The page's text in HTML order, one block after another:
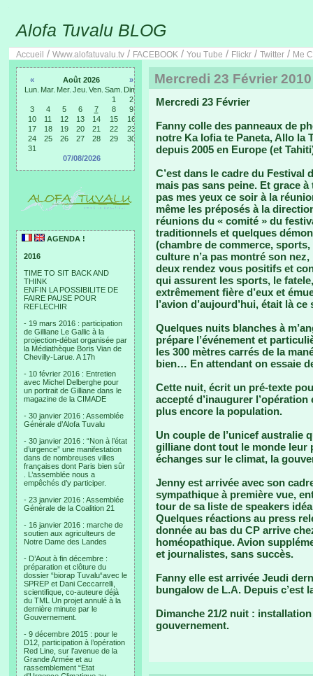
Alofa Tuvalu BLOG
Accueil / Www.alofatuvalu.tv / FACEBOOK / You Tube / Flickr / Twitter / Me
« Août 2026
»
Lun. Mar. Mer. Jeu. Ven. Sam. Dim.
1
2
3
4 5 6 7 8
9
10
11 12 13 14 15
16
17
18 19 20 21 22
23
24
25 26 27 28 29
30
31
07/08/2026
AGENDA !
2016
TIME TO SIT BACK AND
THINK
ENFIN LA POSSIBILITE DE
FAIRE PAUSE POUR
REFLECHIR
- 19 mars 2016 : participation
de Gilliane Le Gallic à la
projection-débat organisée par
la Médiathèque Boris Vian de
Chevilly-Larue. A 17h
- 10 février 2016 : Entretien
avec Michel Delberghe pour
un portrait de Gilliane dans le
magazine de la CIMADE
- 30 janvier 2016 : Assemblée
Générale d’Alofa Tuvalu
- 30 janvier 2016 : “Non à l’état
d’urgence” une manifestation
dans de nombreuses villes
françaises dont Paris bien sûr
. L’assemblée nous a
empêchés d’y participer.
- 23 janvier 2016 : Assemblée
Générale de la Coalition 21
- 16 janvier 2016 : marche de
soutien aux agriculteurs de
Notre Dame des Landes
- D’Aout à fin décembre :
préparation et clôture du
dossier “biorap Tuvalu“avec le
SPREP et Dani Ceccarrelli,
scientifique, co-auteure déjà
du TML Un projet annulé à la
dernière minute par le
Gouvernement.
- 9 décembre 2015 : pour le
D12, participation à l’opération
Red Line, sur l’avenue de la
Grande Armée et au
rassemblement “Etat
Mercredi 23 Février 2010
Mercredi 23 Février
Fanny colle des panneaux de
notre Ka lofia te Paneta, Allo la
depuis 2005 en Europe (et
C’est dans le cadre du Festival
mais pas sans peine. Et grace à
pas mes yeux ce soir à la
même les préposés à la
réunions du « comité » du
traditionnels et quelques
(chambre de commerce,
culture n’a pas montré son
deux rendez vous positifs et
qui assurent les sports, le
extrêmement fière d’eux et
l’avion d’aujourd’hui, était là ce
Quelques nuits blanches à
prépare l’événement et
les 300 mètres carrés de la
bien… En attendant on essaie
Cette nuit, écrit un pré-texte
accepté d’inaugurer
plus encore la population.
Un couple de l’unicef australie
gilliane dont tout le monde leur
échanges sur le climat, la
Jenny est arrivée avec son
sympathique à première vue,
tour de sa liste de speakers
Quelques réactions au press
donnée au bas du CP arrive
homéopathique. Avion
et journalistes, sans succès.
Fanny elle est arrivée Jeudi
bungalow de L.A. Depuis c’est
Dimanche 21/2 nuit :
gouvernement.